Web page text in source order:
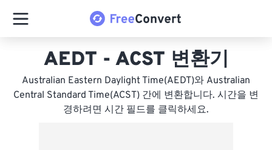
AEDT - ACST 변환기
Australian Eastern Daylight Time(AEDT)와 Australian
Central Standard Time(ACST) 간에 변환합니다. 시간을 변
경하려면 시간 필드를 클릭하세요.